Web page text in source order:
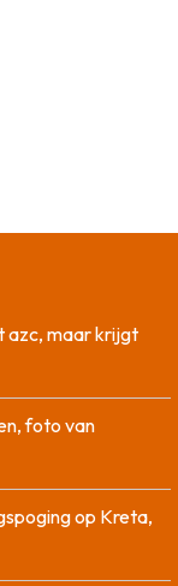
azc, maar krijgt
foto van
op Kreta,